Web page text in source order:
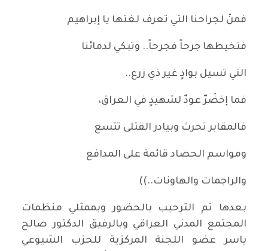
فمنْ لجراحنا التي تعرف لغتها يا إبراهيم
فتخيطها جرحاً فجرحاً.. وتبكي لدمائنا
التي تسيل بوادٍ غير ذي زرع..
فما إخضَرّ عودٌ لشهيدٍ في العراق،
فالمقابر تحرث وبيادر القتلى تتسع
ومواسم الحصاد قائمة على المدافع
والراجمات والهاونات..))
بعدها تم الترحيب بالحضور وبممثلي منظمات
المجتمع المدني العراقي وبالرفيق الدكتور صالح
ياسر عضو اللجنة المركزية للحزب الشيوعي